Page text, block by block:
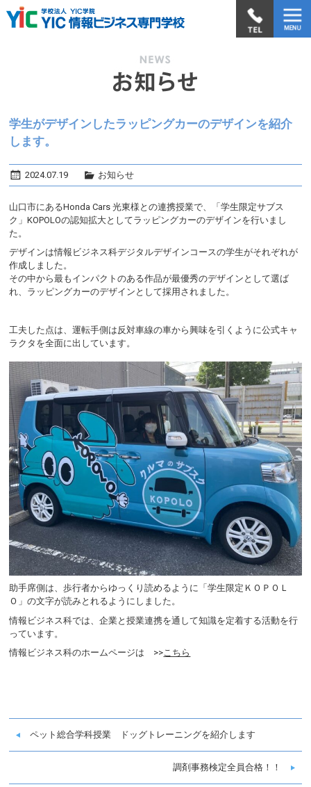
学生がデザインしたラッピングカーのデザインを紹介
します。
2024.07.19 お知らせ
山口市にあるHonda Cars 光東様との連携授業で、「学生限定サブス
ク」KOPOLOの認知拡大としてラッピングカーのデザインを行いまし
た。
デザインは情報ビジネス科デジタルデザインコースの学生がそれぞれが
作成しました。
その中から最もインパクトのある作品が最優秀のデザインとして選ば
れ、ラッピングカーのデザインとして採用されました。
工夫した点は、運転手側は反対車線の車から興味を引くように公式キャ
ラクタを全面に出しています。
助手席側は、歩行者からゆっくり読めるように「学生限定ＫＯＰＯＬ
Ｏ」の文字が読みとれるようにしました。
情報ビジネス科では、企業と授業連携を通して知識を定着する活動を行
っています。
情報ビジネス科のホームページは >>こちら
ペット総合学科授業 ドッグトレーニングを紹介します
調剤事務検定全員合格！！